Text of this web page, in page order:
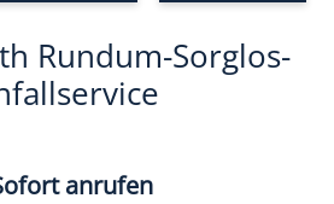
Rundum-Sorglos-
anrufen